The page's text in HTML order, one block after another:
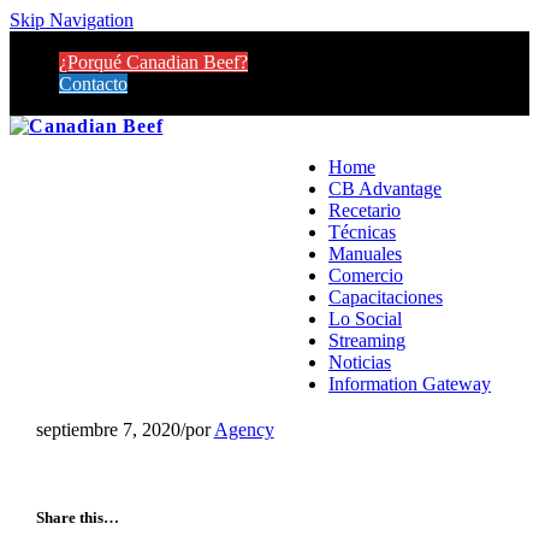
Skip Navigation
¿Porqué Canadian Beef?
Contacto
Home
CB Advantage
Recetario
Técnicas
Manuales
Comercio
Capacitaciones
Lo Social
Streaming
Noticias
Information Gateway
septiembre 7, 2020/porAgency
Share this…